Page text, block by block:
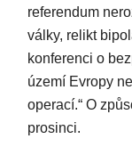
referendum
války, relikt
konferenci o
území Evropy
operací.“ O
prosinci.